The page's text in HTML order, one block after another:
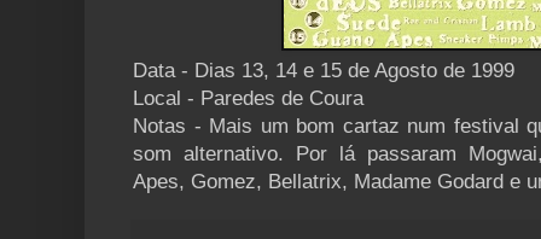
Data - Dias 13, 14 e 15 de Agosto de 1999
Local - Paredes de Coura
Notas - Mais um bom cartaz num festival
som alternativo. Por lá passaram
Apes, Gomez, Bellatrix, Madame Godard e